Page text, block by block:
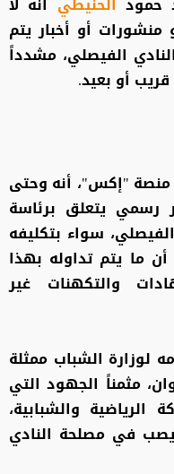
منشورات أو أخبار يتم
الفيصلي، مشدداً
أو بعيد.
"إكس"، أنه وحتى
رسمي يتعلق برئاسة
سواء بتكليفه
ما يتم تداوله بهذا
والتكهنات غير
لوزارة الشباب ممثلة
مثمناً الجهود التي
الرياضية والشبابية،
في مصلحة النادي